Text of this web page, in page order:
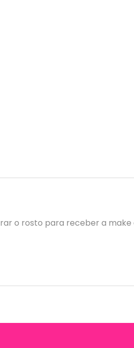
o rosto para receber a